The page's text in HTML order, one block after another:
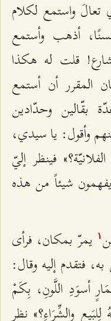
تعالَ واستمع لكلام
أذهب وأستمع
قلت له هكذا
المقرر أن أستمع
بقّالين وحدّادين
وأقول: يا سيدي،
فينظر إليّ
شيئاً من هذه
۱
يمرّ بمكان، فرأى
فتقدم إليه وقال:
أسوَدِ اللَّونِ، بِكَمْ
والشِّرَاءِ؟» نظر